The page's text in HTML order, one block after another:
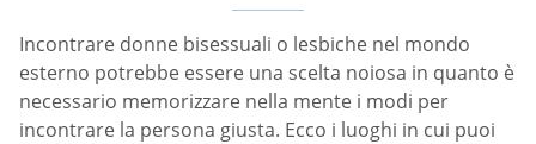
Incontrare donne bisessuali o lesbiche nel mondo
esterno potrebbe essere una scelta noiosa in quanto è
necessario memorizzare nella mente i modi per
incontrare la persona giusta. Ecco i luoghi in cui puoi